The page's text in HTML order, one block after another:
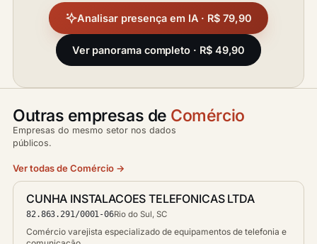
Analisar presença em IA · R$ 79,90
Ver panorama completo · R$ 49,90
Outras empresas de Comércio
Empresas do mesmo setor nos dados
públicos.
Ver todas de Comércio →
CUNHA INSTALACOES TELEFONICAS LTDA
82.863.291/0001-06Rio do Sul, SC
Comércio varejista especializado de equipamentos de telefonia e